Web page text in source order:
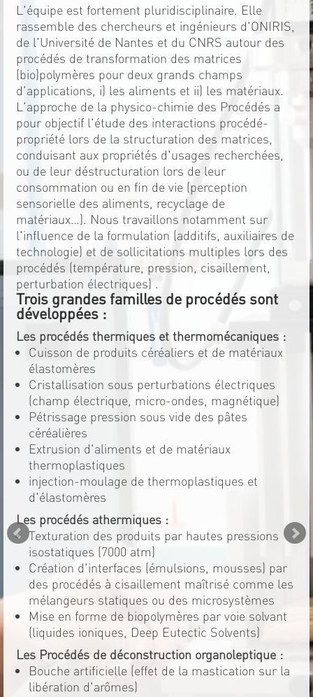
L'équipe est fortement pluridisciplinaire. Elle
rassemble des chercheurs et ingénieurs d'ONIRIS,
de l'Université de Nantes et du CNRS autour des
procédés de transformation des matrices
(bio)polymères pour deux grands champs
d'applications, i) les aliments et ii) les matériaux.
L'approche de la physico-chimie des Procédés a
pour objectif l'étude des interactions procédé-
propriété lors de la structuration des matrices,
conduisant aux propriétés d'usages recherchées,
ou de leur déstructuration lors de leur
consommation ou en fin de vie (perception
sensorielle des aliments, recyclage de
matériaux…). Nous travaillons notamment sur
l'influence de la formulation (additifs, auxiliaires de
technologie) et de sollicitations multiples lors des
procédés (température, pression, cisaillement,
perturbation électriques) .
Trois grandes familles de procédés sont
développées :
Les procédés thermiques et thermomécaniques :
Cuisson de produits céréaliers et de matériaux
élastomères
Cristallisation sous perturbations électriques
(champ électrique, micro-ondes, magnétique)
Pétrissage pression sous vide des pâtes
céréalières
Extrusion d'aliments et de matériaux
thermoplastiques
injection-moulage de thermoplastiques et
d'élastomères
Les procédés athermiques :
Texturation des produits par hautes pressions
isostatiques (7000 atm)
Création d'interfaces (émulsions, mousses) par
des procédés à cisaillement maîtrisé comme les
mélangeurs statiques ou des microsystèmes
Mise en forme de biopolymères par voie solvant
(liquides ioniques, Deep Eutectic Solvents)
Les Procédés de déconstruction organoleptique :
Bouche artificielle (effet de la mastication sur la
libération d'arômes)